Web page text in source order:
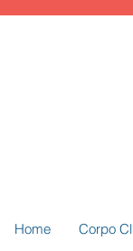
Home Corpo